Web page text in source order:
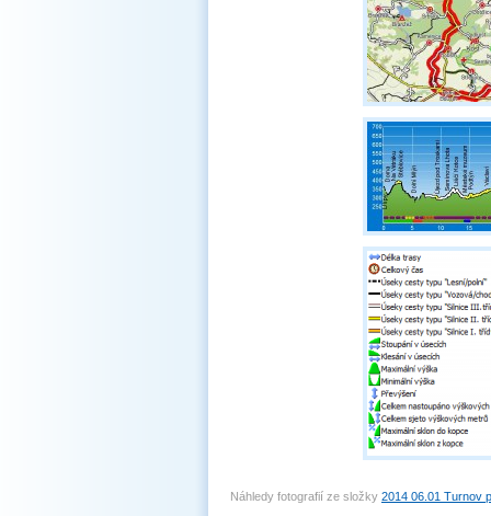
Náhledy fotografií ze složky 2014 06.01 Turnov